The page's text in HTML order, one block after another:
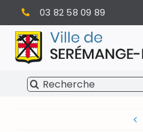
Passer
au
contenu
03 82 58 09 89
SÉRÉMANGE-ERZANGE
Rechercher: